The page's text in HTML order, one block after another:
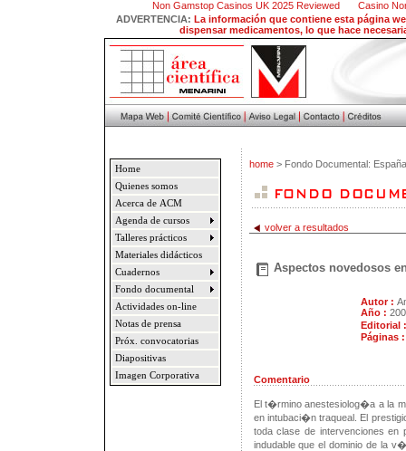
Non Gamstop Casinos UK 2025 Reviewed
Casino
ADVERTENCIA: La información que contiene esta página
dispensar medicamentos, lo que hace
Home
Quienes somos
Acerca de ACM
Agenda de cursos
Talleres prácticos
Materiales didácticos
Cuadernos
Fondo documental
Actividades on-line
Notas de prensa
Próx. convocatorias
Diapositivas
Imagen Corporativa
home > Fondo Documental: España
volver a resultados
Aspectos novedosos
Autor :
Año :
Editorial
Páginas
Comentario
El t�rmino anestesiolog�a a la
en intubaci�n traqueal. El
toda clase de intervenciones
indudable que el dominio de la